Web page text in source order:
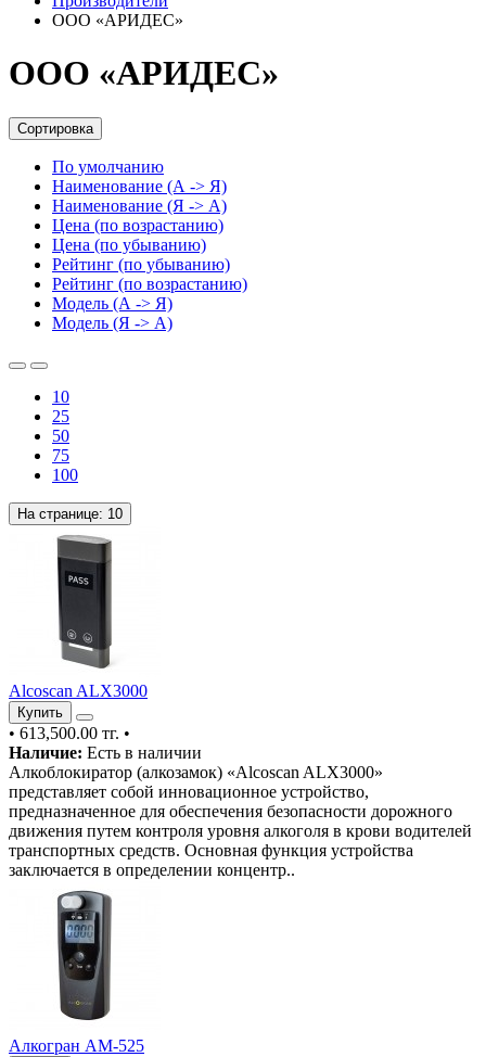
ООО «АРИДЕС»
ООО «АРИДЕС»
Сортировка
По умолчанию
Наименование (А -> Я)
Наименование (Я -> А)
Цена (по возрастанию)
Цена (по убыванию)
Рейтинг (по убыванию)
Рейтинг (по возрастанию)
Модель (А -> Я)
Модель (Я -> А)
10
25
50
75
100
На странице: 10
Alcoscan ALX3000
Купить
• 613,500.00 тг. •
Наличие: Есть в наличии
Алкоблокиратор (алкозамок) «Alcoscan ALX3000»
представляет собой инновационное устройство,
предназначенное для обеспечения безопасности дорожного
движения путем контроля уровня алкоголя в крови водителей
транспортных средств. Основная функция устройства
заключается в определении концентр..
Алкогран АМ-525